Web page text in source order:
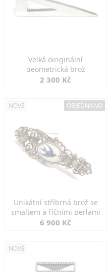
Velká oiriginální
geometrická brož
2 300 Kč
NOVÉ OBJEDNÁNO
Unikátní stříbrná brož se
smaltem a říčními perlami
6 900 Kč
NOVÉ